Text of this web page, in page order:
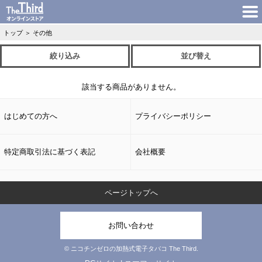
トップ ＞ その他
絞り込み 並び替え
該当する商品がありません。
はじめての方へ プライバシーポリシー
特定商取引法に基づく表記 会社概要
ページトップへ
お問い合わせ
© ニコチンゼロの加熱式電子タバコ The Third.